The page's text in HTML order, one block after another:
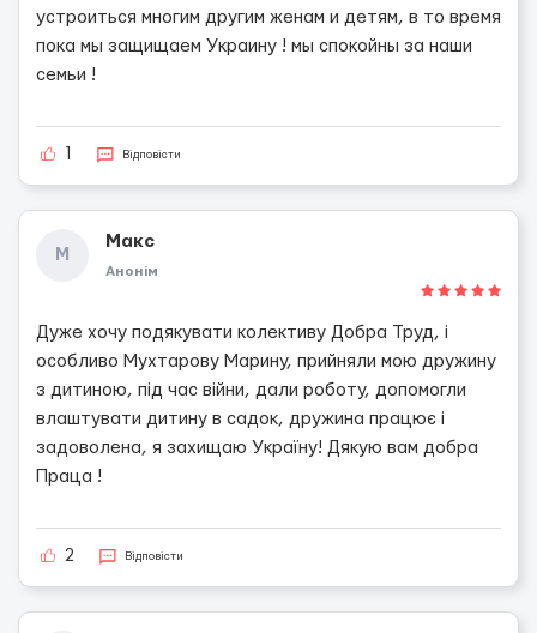
устроиться многим другим женам и детям, в то время
пока мы защищаем Украину ! мы спокойны за наши
семьи !
Відповісти
М
Макс
Анонім
Дуже хочу подякувати колективу Добра Труд, і
особливо Мухтарову Марину, прийняли мою дружину
з дитиною, під час війни, дали роботу, допомогли
влаштувати дитину в садок, дружина працює і
задоволена, я захищаю Україну! Дякую вам добра
Праца !
2 Відповісти